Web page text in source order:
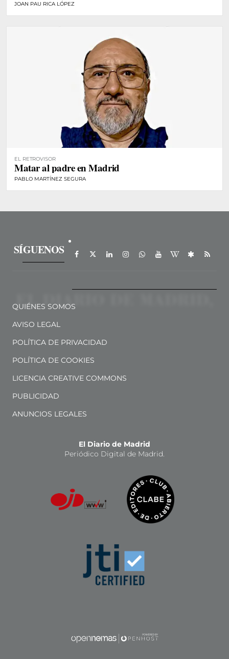
JOAN PAU RICA LÓPEZ
EL RETROVISOR
Matar al padre en Madrid
PABLO MARTÍNEZ SEGURA
SÍGUENOS
QUIÉNES SOMOS
AVISO LEGAL
POLÍTICA DE PRIVACIDAD
POLÍTICA DE COOKIES
LICENCIA CREATIVE COMMONS
PUBLICIDAD
ANUNCIOS LEGALES
El Diario de Madrid
Periódico Digital de Madrid.